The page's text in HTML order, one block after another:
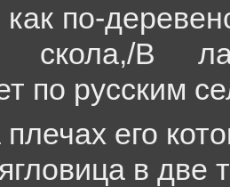
по-
скола,/В
по русским
его
в две